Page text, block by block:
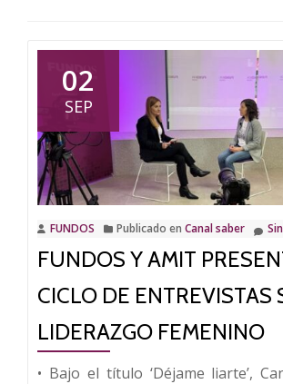
02
SEP
FUNDOS Publicado en Canal saber
FUNDOS Y AMIT
CICLO DE ENTREVISTAS
LIDERAZGO FEMENINO
• Bajo el título ‘Déjame liarte’,